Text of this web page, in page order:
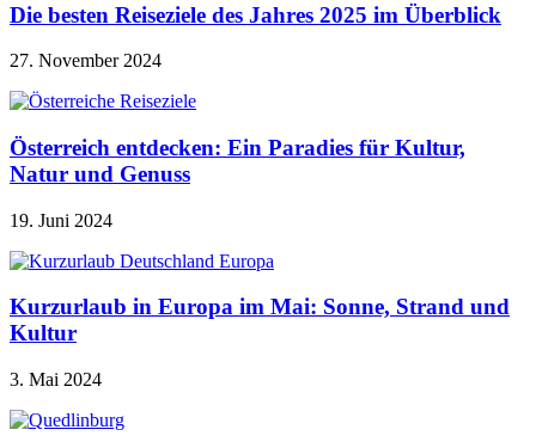
Die besten Reiseziele des Jahres 2025 im Überblick
27. November 2024
Österreich entdecken: Ein Paradies für Kultur,
Natur und Genuss
19. Juni 2024
Kurzurlaub in Europa im Mai: Sonne, Strand und
Kultur
3. Mai 2024